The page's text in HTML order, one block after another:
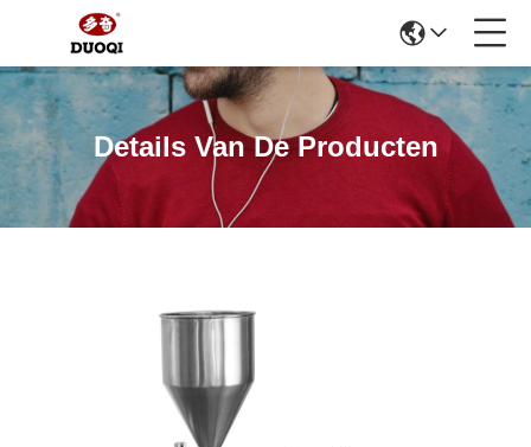
Details Van De Producten